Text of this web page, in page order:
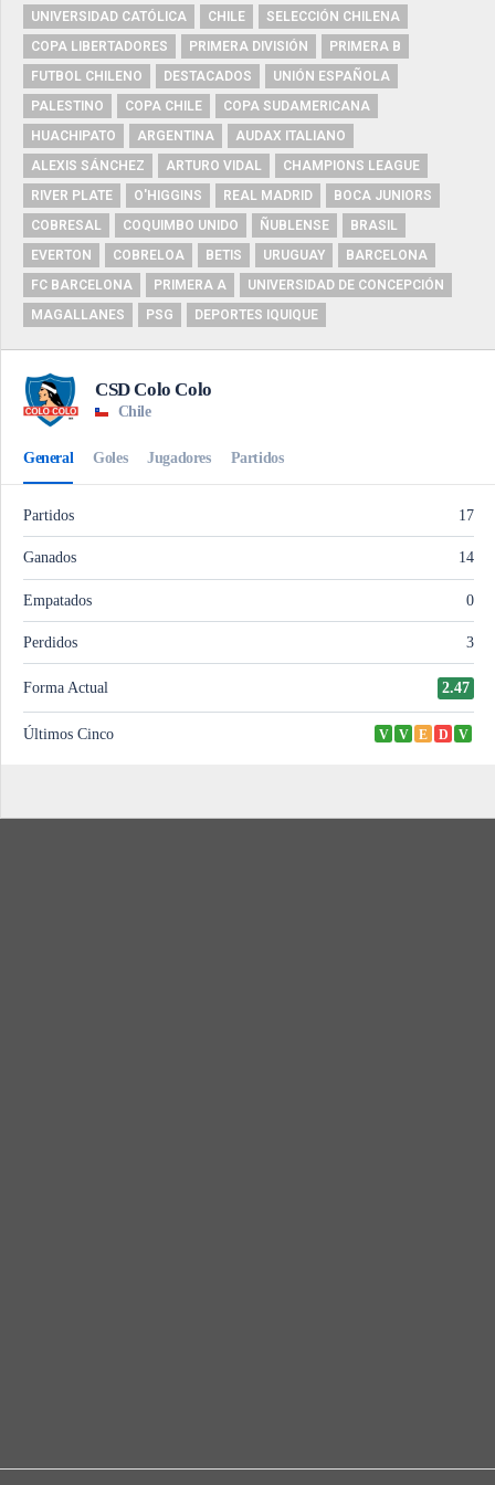
UNIVERSIDAD CATÓLICA
CHILE
SELECCIÓN CHILENA
COPA LIBERTADORES
PRIMERA DIVISIÓN
PRIMERA B
FUTBOL CHILENO
DESTACADOS
UNIÓN ESPAÑOLA
PALESTINO
COPA CHILE
COPA SUDAMERICANA
HUACHIPATO
ARGENTINA
AUDAX ITALIANO
ALEXIS SÁNCHEZ
ARTURO VIDAL
CHAMPIONS LEAGUE
RIVER PLATE
O'HIGGINS REAL MADRID
BOCA JUNIORS
COBRESAL
COQUIMBO UNIDO ÑUBLENSE
BRASIL
EVERTON
COBRELOA BETIS URUGUAY
BARCELONA
FC BARCELONA
PRIMERA A
UNIVERSIDAD DE CONCEPCIÓN
MAGALLANES
PSG DEPORTES IQUIQUE